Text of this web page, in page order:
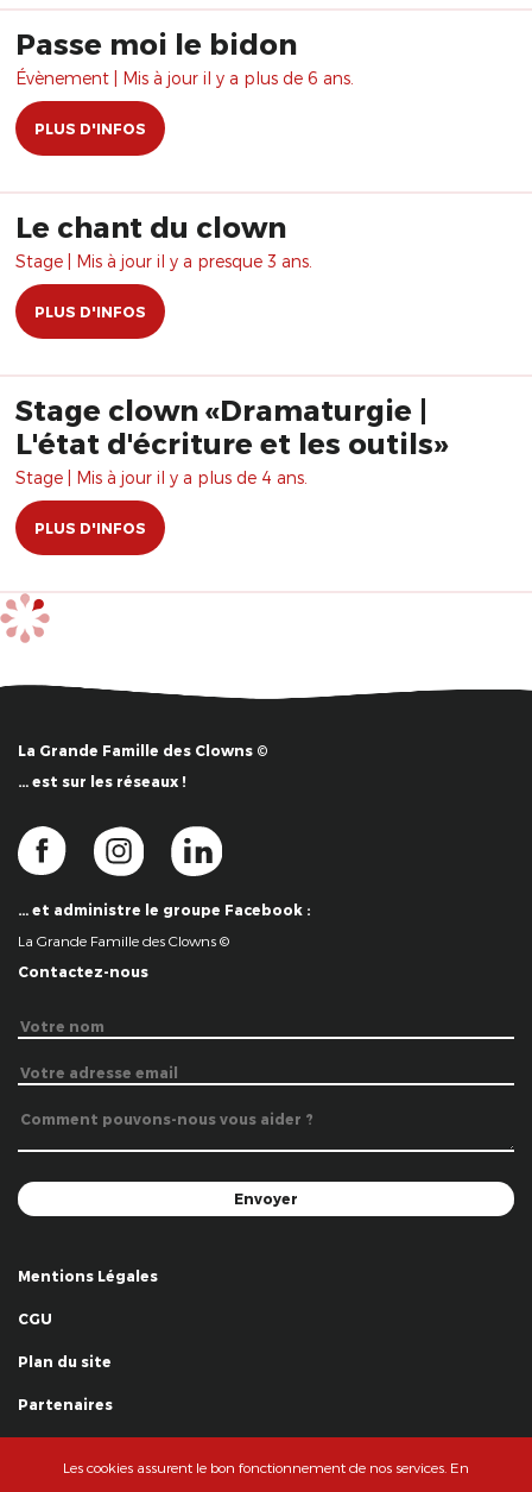
Passe moi le bidon
Évènement | Mis à jour il y a plus de 6 ans.
PLUS D'INFOS
Le chant du clown
Stage | Mis à jour il y a presque 3 ans.
PLUS D'INFOS
Stage clown «Dramaturgie |
L'état d'écriture et les outils»
Stage | Mis à jour il y a plus de 4 ans.
PLUS D'INFOS
La Grande Famille des Clowns ©
… est sur les réseaux !
… et administre le groupe Facebook :
La Grande Famille des Clowns ©
Contactez-nous
Mentions Légales
CGU
Plan du site
Partenaires
Les cookies assurent le bon fonctionnement de nos services. En